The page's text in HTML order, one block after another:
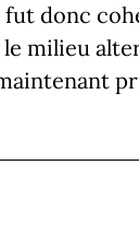
donc
milieu